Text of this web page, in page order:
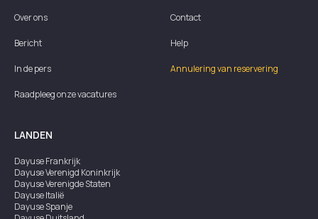
Over ons
Bericht
In de pers
Raadpleeg onze vacatures
Contact
Help
Annulering van reservering
LANDEN
DayuseFrankrijk
DayuseVerenigd Koninkrijk
DayuseVerenigde Staten
DayuseItalië
DayuseSpanje